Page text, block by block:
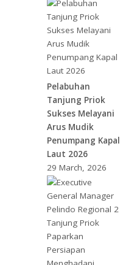
Pelabuhan
Tanjung Priok
Sukses Melayani
Arus Mudik
Penumpang Kapal
Laut 2026
29 March, 2026